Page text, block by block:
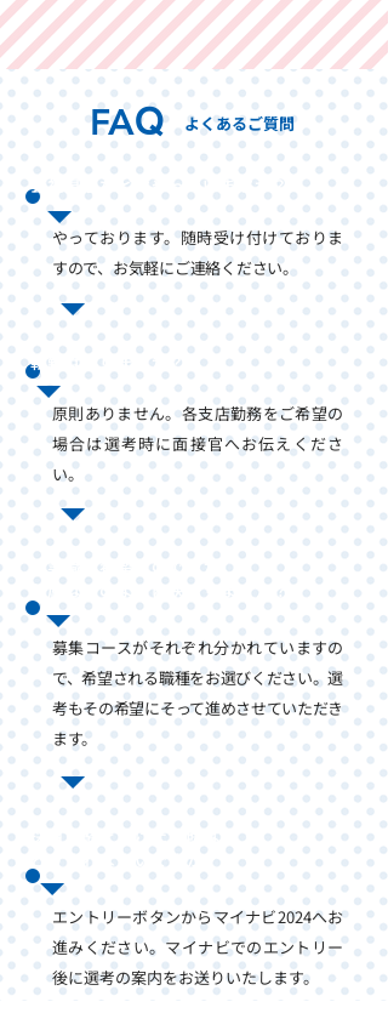
よくあるご質問
FAQ
やっております。随時受け付けておりま
すので、お気軽にご連絡ください。
会社見学などはやっていますか？
原則ありません。各支店勤務をご希望の
場合は選考時に面接官へお伝えくださ
い。
転勤はありますか？
募集コースがそれぞれ分かれていますの
で、希望される職種をお選びください。選
考もその希望にそって進めさせていただき
ます。
営業職を希望なのですが、
配属はどのように決まりますか？
エントリーボタンからマイナビ2024へお
進みください。マイナビでのエントリー
後に選考の案内をお送りいたします。
採用試験を受けたい時は、
どうすればよいですか？